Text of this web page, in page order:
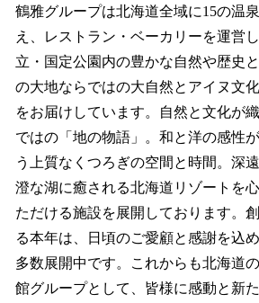
鶴雅グループは北海道全域に15の温
え、レストラン・ベーカリーを運営
立・国定公園内の豊かな自然や歴史
の大地ならではの大自然とアイヌ文
をお届けしています。自然と文化が
ではの「地の物語」。和と洋の感性
う上質なくつろぎの空間と時間。深
澄な湖に癒される北海道リゾートを
ただける施設を展開しております。
る本年は、日頃のご愛顧と感謝を込
多数展開中です。これからも北海道
館グループとして、皆様に感動と新